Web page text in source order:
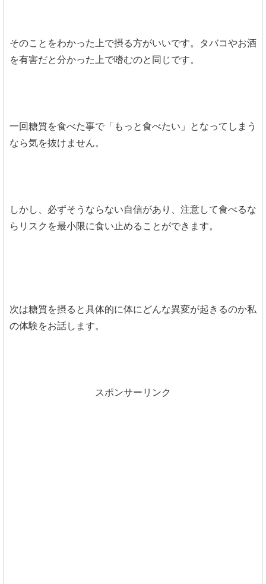
そのことをわかった上で摂る方がいいです。タバコやお酒
を有害だと分かった上で嗜むのと同じです。
一回糖質を食べた事で「もっと食べたい」となってしまう
なら気を抜けません。
しかし、必ずそうならない自信があり、注意して食べるな
らリスクを最小限に食い止めることができます。
次は糖質を摂ると具体的に体にどんな異変が起きるのか私
の体験をお話します。
スポンサーリンク